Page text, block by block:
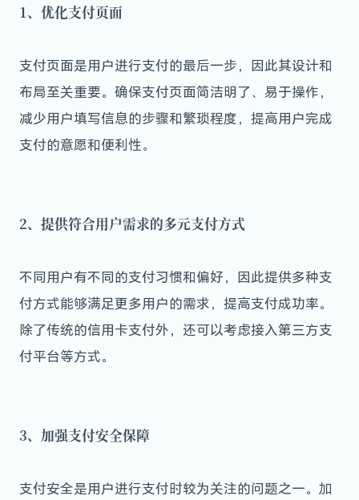
1、优化支付页面
支付页面是用户进行支付的最后一步，因此其设计和
布局至关重要。确保支付页面简洁明了、易于操作，
减少用户填写信息的步骤和繁琐程度，提高用户完成
支付的意愿和便利性。
2、提供符合用户需求的多元支付方式
不同用户有不同的支付习惯和偏好，因此提供多种支
付方式能够满足更多用户的需求，提高支付成功率。
除了传统的信用卡支付外，还可以考虑接入第三方支
付平台等方式。
3、加强支付安全保障
支付安全是用户进行支付时较为关注的问题之一。加